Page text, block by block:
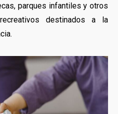
parques infantiles y otros
destinados a la